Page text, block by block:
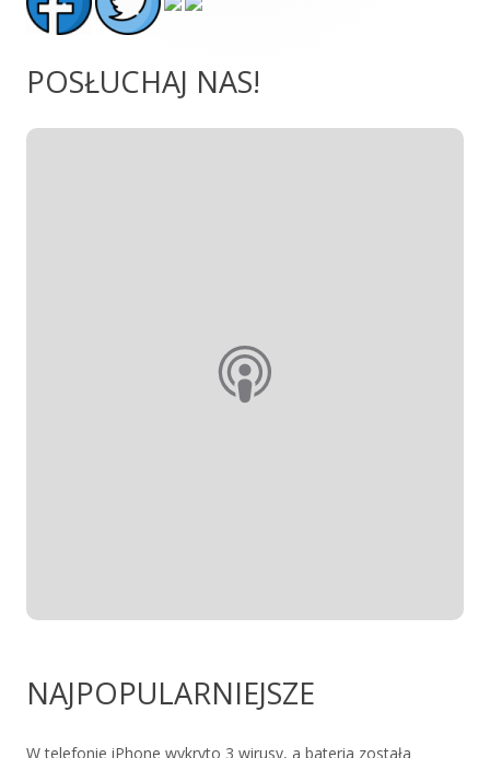
boczny
POSŁUCHAJ NAS!
NAJPOPULARNIEJSZE
W telefonie iPhone wykryto 3 wirusy, a bateria została